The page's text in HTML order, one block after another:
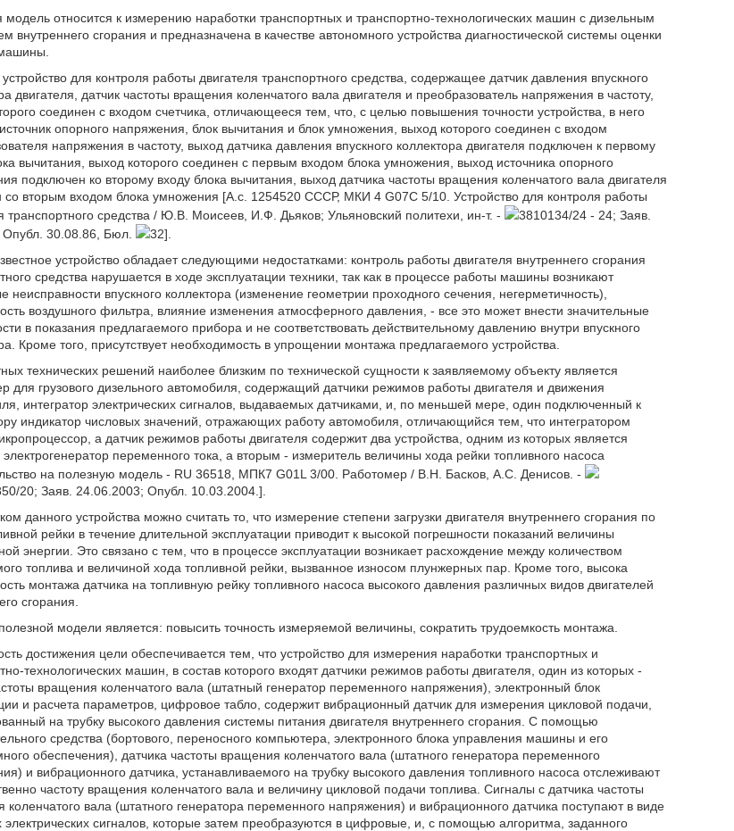
модель относится к измерению наработки транспортных и транспортно-технологических машин с дизельным
внутреннего сгорания и предназначена в качестве автономного устройства диагностической системы оценки
устройство для контроля работы двигателя транспортного средства, содержащее датчик давления впускного
двигателя, датчик частоты вращения коленчатого вала двигателя и преобразователь напряжения в частоту,
соединен с входом счетчика, отличающееся тем, что, с целью повышения точности устройства, в него
опорного напряжения, блок вычитания и блок умножения, выход которого соединен с входом
напряжения в частоту, выход датчика давления впускного коллектора двигателя подключен к первому
вычитания, выход которого соединен с первым входом блока умножения, выход источника опорного
подключен ко второму входу блока вычитания, выход датчика частоты вращения коленчатого вала двигателя
со вторым входом блока умножения [А.с. 1254520 СССР, МКИ 4 G07C 5/10. Устройство для контроля работы
транспортного средства / Ю.В. Моисеев, И.Ф. Дьяков; Ульяновский политехи, ин-т. -
3810134/24 - 24; Заяв.
30.08.86, Бюл.
32].
устройство обладает следующими недостатками: контроль работы двигателя внутреннего сгорания
средства нарушается в ходе эксплуатации техники, так как в процессе работы машины возникают
неисправности впускного коллектора (изменение геометрии проходного сечения, негерметичность),
воздушного фильтра, влияние изменения атмосферного давления, - все это может внести значительные
в показания предлагаемого прибора и не соответствовать действительному давлению внутри впускного
Кроме того, присутствует необходимость в упрощении монтажа предлагаемого устройства.
технических решений наиболее близким по технической сущности к заявляемому объекту является
для грузового дизельного автомобиля, содержащий датчики режимов работы двигателя и движения
интегратор электрических сигналов, выдаваемых датчиками, и, по меньшей мере, один подключенный к
индикатор числовых значений, отражающих работу автомобиля, отличающийся тем, что интегратором
а датчик режимов работы двигателя содержит два устройства, одним из которых является
электрогенератор переменного тока, а вторым - измеритель величины хода рейки топливного насоса
на полезную модель - RU 36518, МПК7 G01L 3/00. Работомер / В.Н. Басков, А.С. Денисов. -
20; Заяв. 24.06.2003; Опубл. 10.03.2004.].
данного устройства можно считать то, что измерение степени загрузки двигателя внутреннего сгорания по
рейки в течение длительной эксплуатации приводит к высокой погрешности показаний величины
энергии. Это связано с тем, что в процессе эксплуатации возникает расхождение между количеством
топлива и величиной хода топливной рейки, вызванное износом плунжерных пар. Кроме того, высока
монтажа датчика на топливную рейку топливного насоса высокого давления различных видов двигателей
сгорания.
модели является: повысить точность измеряемой величины, сократить трудоемкость монтажа.
достижения цели обеспечивается тем, что устройство для измерения наработки транспортных и
технологических машин, в состав которого входят датчики режимов работы двигателя, один из которых -
вращения коленчатого вала (штатный генератор переменного напряжения), электронный блок
и расчета параметров, цифровое табло, содержит вибрационный датчик для измерения цикловой подачи,
на трубку высокого давления системы питания двигателя внутреннего сгорания. С помощью
средства (бортового, переносного компьютера, электронного блока управления машины и его
обеспечения), датчика частоты вращения коленчатого вала (штатного генератора переменного
и вибрационного датчика, устанавливаемого на трубку высокого давления топливного насоса отслеживают
частоту вращения коленчатого вала и величину цикловой подачи топлива. Сигналы с датчика частоты
коленчатого вала (штатного генератора переменного напряжения) и вибрационного датчика поступают в виде
электрических сигналов, которые затем преобразуются в цифровые, и, с помощью алгоритма, заданного